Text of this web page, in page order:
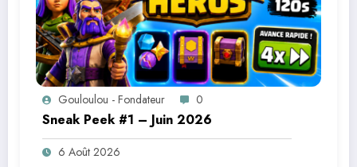
Gouloulou - Fondateur 0
Sneak Peek #1 – Juin 2026
6 Août 2026